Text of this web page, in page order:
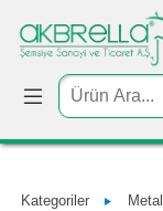
Kategoriler